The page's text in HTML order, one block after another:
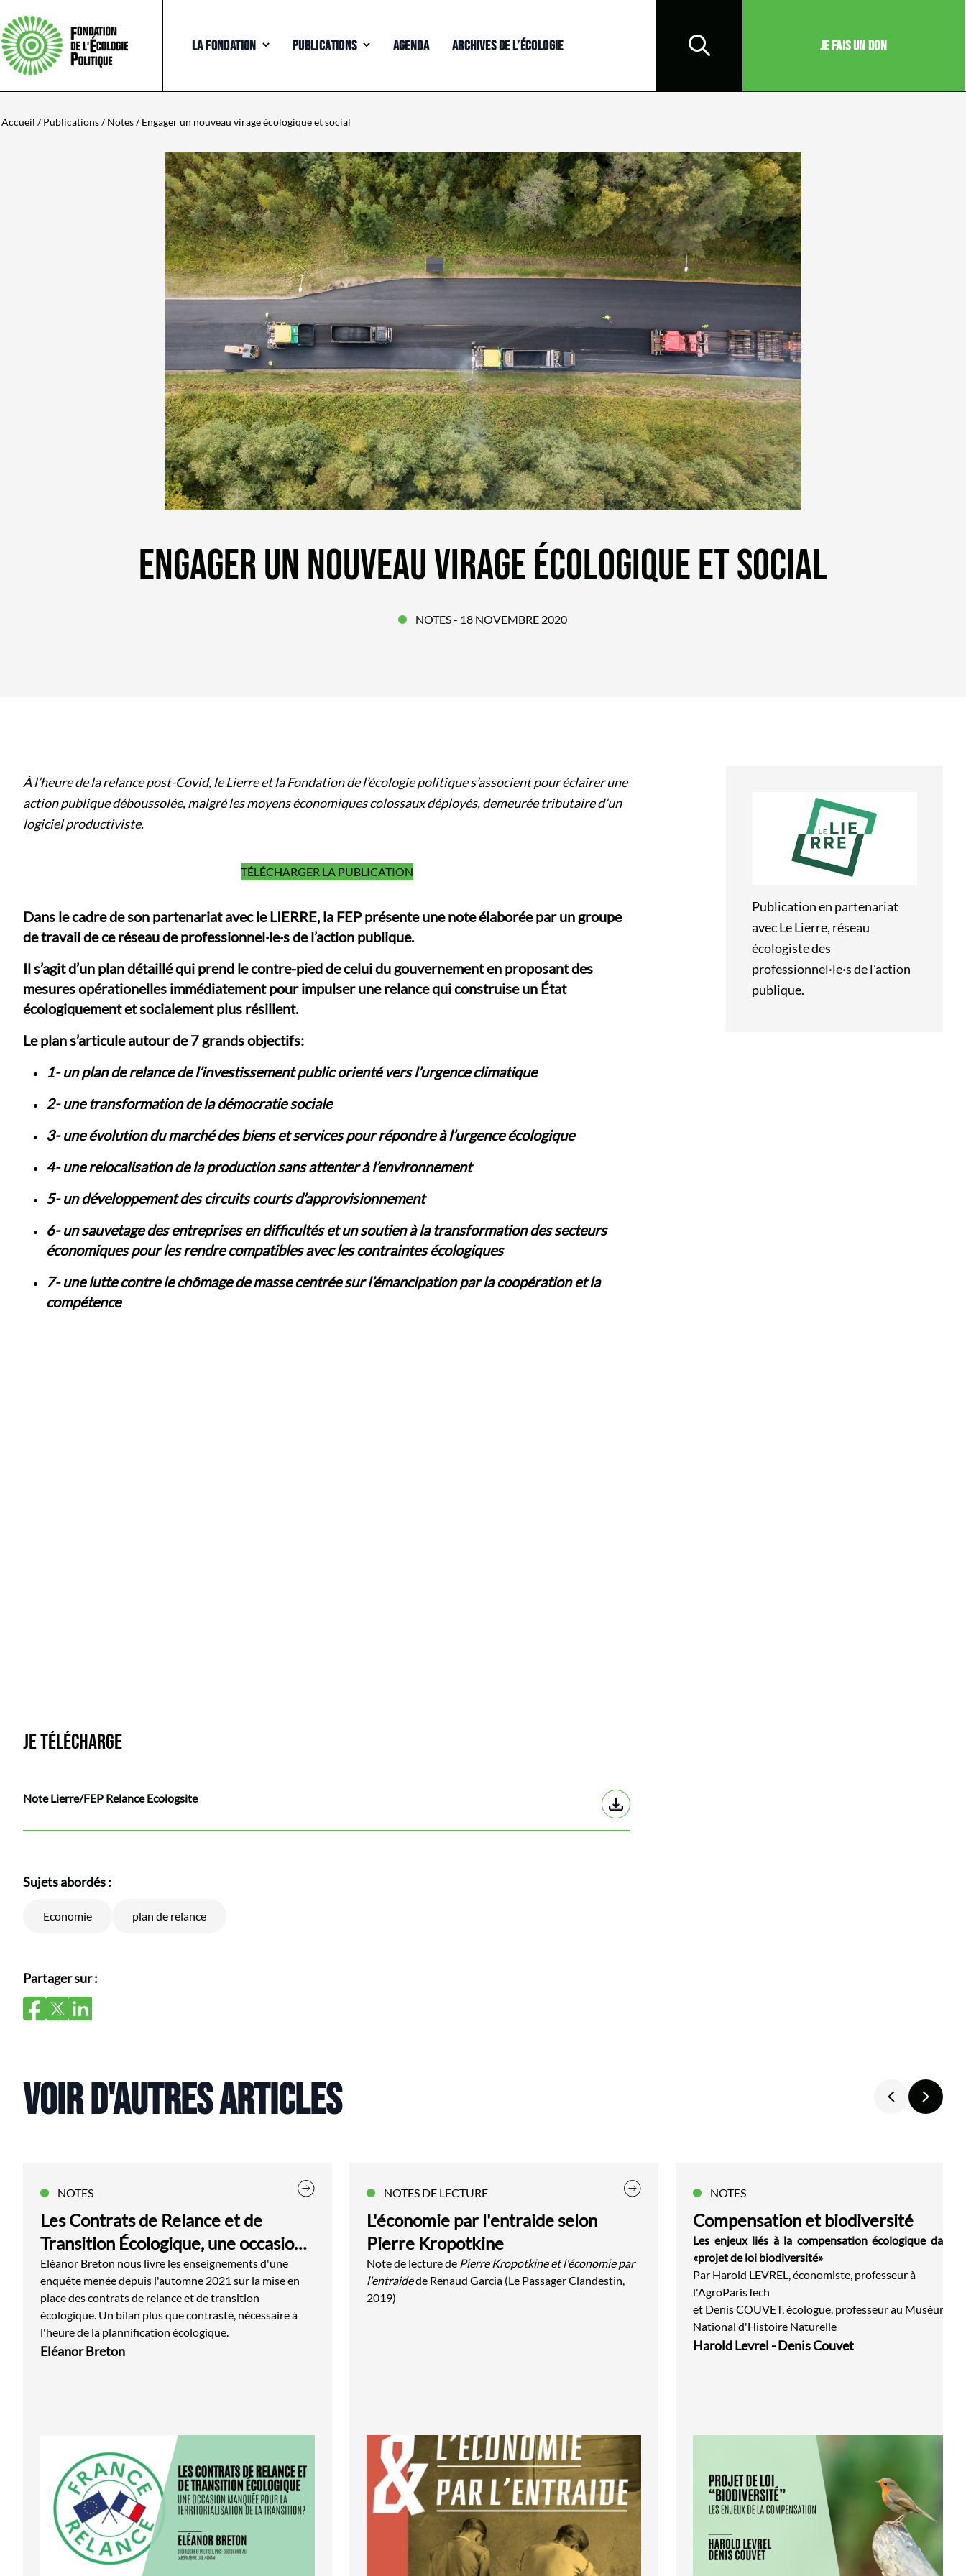
LA FONDATION PUBLICATIONS AGENDA ARCHIVES DE L’ÉCOLOGIE JE FAIS UN DON
Accueil /Publications/Notes/ Engager un nouveau virage écologique et social
ENGAGER UN NOUVEAU VIRAGE ÉCOLOGIQUE ET SOCIAL
NOTES- 18 NOVEMBRE 2020
À l’heure de la relance post-Covid, le Lierre et la Fondation de l’écologie politique s’associent pour éclairer une
action publique déboussolée, malgré les moyens économiques colossaux déployés, demeurée tributaire d’un
logiciel productiviste.
TÉLÉCHARGER LA PUBLICATION
Dans le cadre de son partenariat avec leLIERRE, la FEP présente une note élaborée par un groupe
de travail de ce réseau de professionnel·le·s de l’action publique.
Il s’agit d’un plan détaillé qui prend le contre-pied de celui du gouvernement en proposant des
mesures opérationelles immédiatement pour impulser une relance qui construise un État
écologiquement et socialement plus résilient.
Le plan s’articule autour de 7 grands objectifs:
1- un plan de relance de l’investissement public orienté vers l’urgence climatique
2- une transformation de la démocratie sociale
3- une évolution du marché des biens et services pour répondre à l’urgence écologique
4- une relocalisation de la production sans attenter à l’environnement
5- un développement des circuits courts d’approvisionnement
6- un sauvetage des entreprises en difficultés et un soutien à la transformation des secteurs
économiques pour les rendre compatibles avec les contraintes écologiques
7- une lutte contre le chômage de masse centrée sur l’émancipation par la coopération et la
compétence
JE TÉLÉCHARGE
Note Lierre/FEP Relance Ecologsite
Sujets abordés :
Economie plan de relance
Partager sur :
Publication en partenariat
avec Le Lierre, réseau
écologiste des
professionnel·le·s de l'action
publique.
VOIR D'AUTRES ARTICLES
NOTES
Les Contrats de Relance et de
Transition Écologique, une occasion
manquée?
Eléanor Breton nous livre les enseignements d'une
enquête menée depuis l'automne 2021 sur la mise en
place des contrats de relance et de transition
écologique. Un bilan plus que contrasté, nécessaire à
l'heure de la plannification écologique.
Eléanor Breton
NOTES DE LECTURE
L'économie par l'entraide selon
Pierre Kropotkine
Note de lecture de Pierre Kropotkine et l'économie par
l'entraidede Renaud Garcia (Le Passager Clandestin,
2019)
NOTES
Compensation et biodiversité
Les enjeux liés à la compensation écologique dans
«projet de loi biodiversité»
Par Harold LEVREL, économiste, professeur à
l'AgroParisTech
et Denis COUVET, écologue, professeur au Muséum
National d'Histoire Naturelle
Harold Levrel - Denis Couvet